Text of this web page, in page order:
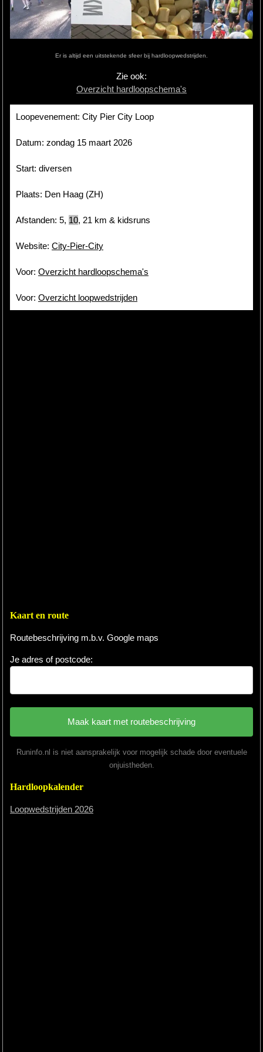
Hardlopen
Site
Er is altijd een uitstekende sfeer bij hardloopwedstrijden.
Zie ook:
Overzicht hardloopschema's
Loopevenement: City Pier City Loop
Datum: zondag 15 maart 2026
Start: diversen
Plaats: Den Haag (ZH)
Afstanden: 5, 10, 21 km & kidsruns
Website: City-Pier-City
Voor: Overzicht hardloopschema's
Voor: Overzicht loopwedstrijden
Kaart en route
Routebeschrijving m.b.v. Google maps
Je adres of postcode:
Runinfo.nl is niet aansprakelijk voor mogelijk schade door eventuele
onjuistheden.
Hardloopkalender
Loopwedstrijden 2026